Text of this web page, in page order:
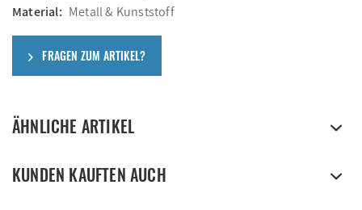
Material: Metall & Kunststoff
FRAGEN ZUM ARTIKEL?
ÄHNLICHE ARTIKEL
KUNDEN KAUFTEN AUCH